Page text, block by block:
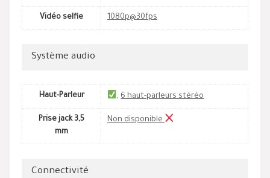
Vidéo selfie 1080p@30fps
Système audio
Haut-Parleur ,6 haut-parleurs stéréo
Prise jack 3,5
mm
Non disponible
Connectivité